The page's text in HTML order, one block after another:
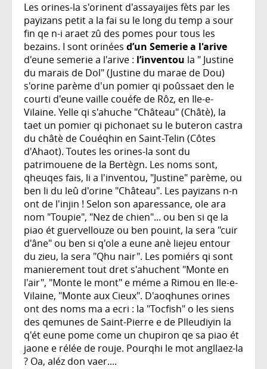
Les orines-la s'orinent d'assayaijes fèts par les
payizans petit a la fai su le long du temp a sour
fin qe n-i araet zû des pomes pour tous les
bezains. I sont orinées d’un Semerie a l'arive
d'eune semerie a l'arive : l’inventou la " Justine
du marais de Dol" (Justine du marae de Dou)
s'orine parème d'un pomier qi poûssaet den le
courti d'eune vaille couéfe de Rôz, en Ile-e-
Vilaine. Yelle qi s'ahuche "Château" (Châtè), la
taet un pomier qi pichonaet su le buteron castra
du châtè de Couéqhin en Saint-Telin (Côtes
d'Ahaot). Toutes les orines-la sont du
patrimouene de la Bertègn. Les noms sont,
qheuqes fais, li a l'inventou, "Justine" parème, ou
ben li du leû d'orine "Château". Les payizans n-n
ont de l'injin ! Selon son aparessance, ole ara
nom "Toupie", "Nez de chien"... ou ben si qe la
piao ét guervellouze ou ben pouint, la sera "cuir
d'âne" ou ben si q'ole a eune anè liejeu entour
du zieu, la sera "Qhu nair". Les pomiérs qi sont
manierement tout dret s'ahuchent "Monte en
l'air", "Monte le mont" e méme a Rimou en Ile-e-
Vilaine, "Monte aux Cieux". D'aoqhunes orines
ont des noms ma a ecri : la "Tocfish" o les siens
des qemunes de Saint-Pierre e de Plleudiyin la
q'ét eune pome come un chupiron qe sa piao ét
jaone e rélée de rouje. Pourqhi le mot angllaez-la
? Oa, aléz don vaer....